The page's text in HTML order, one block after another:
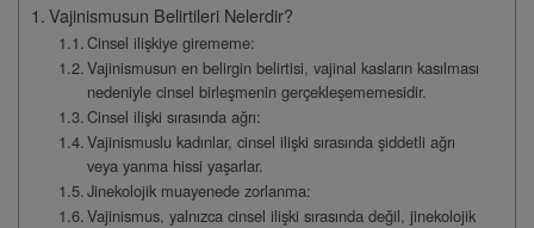
Vajinismusun Belirtileri Nelerdir?
Cinsel ilişkiye girememe:
Vajinismusun en belirgin belirtisi, vajinal kasların kasılması
nedeniyle cinsel birleşmenin gerçekleşememesidir.
Cinsel ilişki sırasında ağrı:
Vajinismuslu kadınlar, cinsel ilişki sırasında şiddetli ağrı
veya yanma hissi yaşarlar.
Jinekolojik muayenede zorlanma:
Vajinismus, yalnızca cinsel ilişki sırasında değil, jinekolojik